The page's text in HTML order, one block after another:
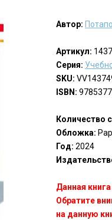
Автор:
Артикул:
Серия:
SKU:
ISBN:
Количество
Обложка:
Год: 2024
Данная
Обратите
на данную